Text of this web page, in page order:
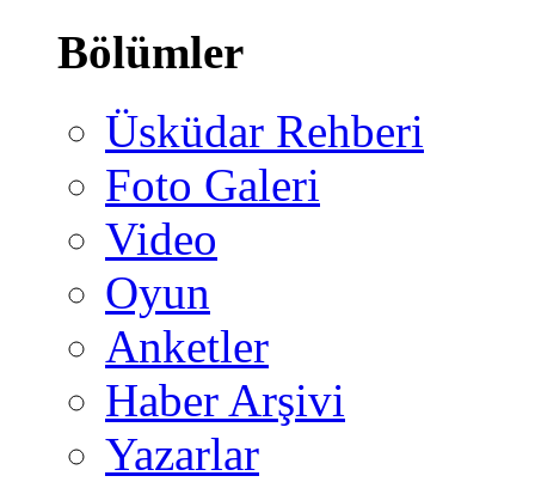
Bölümler
Üsküdar Rehberi
Foto Galeri
Video
Oyun
Anketler
Haber Arşivi
Yazarlar